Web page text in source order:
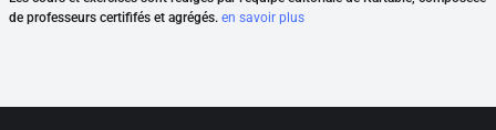
de professeurs certififés et agrégés. en savoir plus